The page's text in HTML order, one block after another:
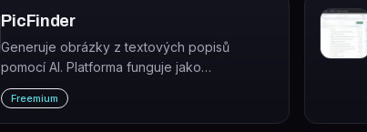
PicFinder
Generuje obrázky z textových popisů
pomocí AI. Platforma funguje jako
vyhledávač obrázků – zadáte prompt a
nástroj vytvoří neomezené varianty.
Freemium